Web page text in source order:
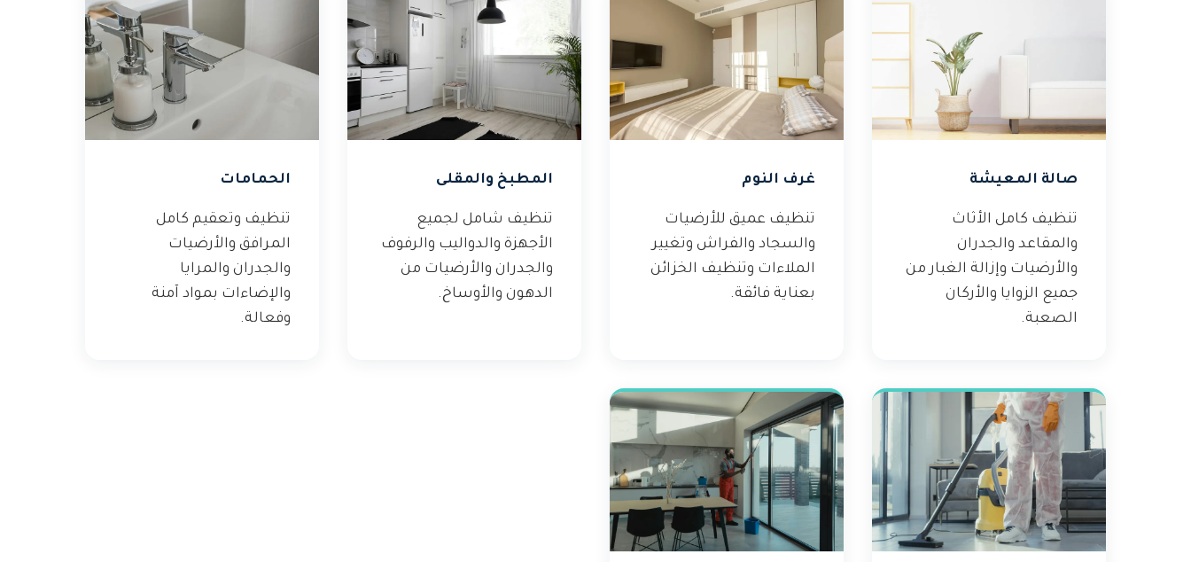
صالة المعيشة
تنظيف كامل الأثاث
والمقاعد والجدران
والأرضيات وإزالة الغبار من
جميع الزوايا والأركان
الصعبة.
غرف النوم
تنظيف عميق للأرضيات
والسجاد والفراش وتغيير
الملاءات وتنظيف الخزائن
بعناية فائقة.
المطبخ والمقلى
تنظيف شامل لجميع
الأجهزة والدواليب والرفوف
والجدران والأرضيات من
الدهون والأوساخ.
الحمامات
تنظيف وتعقيم كامل
المرافق والأرضيات
والجدران والمرايا
والإضاءات بمواد آمنة
وفعالة.